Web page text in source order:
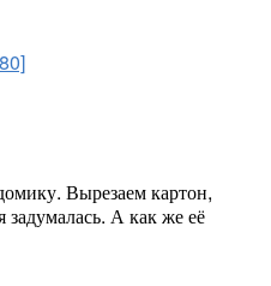
Вырезаем картон,
задумалась. А как же её